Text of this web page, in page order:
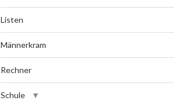
Listen
Männerkram
Rechner
Schule